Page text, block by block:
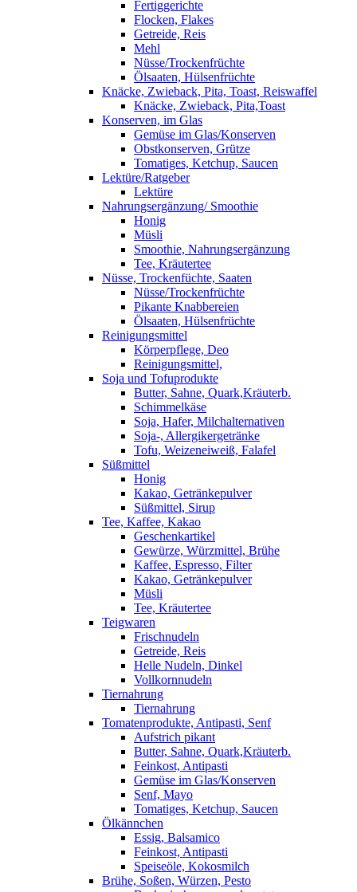
Fertiggerichte
Flocken, Flakes
Getreide, Reis
Mehl
Nüsse/Trockenfrüchte
Ölsaaten, Hülsenfrüchte
Knäcke, Zwieback, Pita, Toast, Reiswaffel
Knäcke, Zwieback, Pita,Toast
Konserven, im Glas
Gemüse im Glas/Konserven
Obstkonserven, Grütze
Tomatiges, Ketchup, Saucen
Lektüre/Ratgeber
Lektüre
Nahrungsergänzung/ Smoothie
Honig
Müsli
Smoothie, Nahrungsergänzung
Tee, Kräutertee
Nüsse, Trockenfüchte, Saaten
Nüsse/Trockenfrüchte
Pikante Knabbereien
Ölsaaten, Hülsenfrüchte
Reinigungsmittel
Körperpflege, Deo
Reinigungsmittel,
Soja und Tofuprodukte
Butter, Sahne, Quark,Kräuterb.
Schimmelkäse
Soja, Hafer, Milchalternativen
Soja-, Allergikergetränke
Tofu, Weizeneiweiß, Falafel
Süßmittel
Honig
Kakao, Getränkepulver
Süßmittel, Sirup
Tee, Kaffee, Kakao
Geschenkartikel
Gewürze, Würzmittel, Brühe
Kaffee, Espresso, Filter
Kakao, Getränkepulver
Müsli
Tee, Kräutertee
Teigwaren
Frischnudeln
Getreide, Reis
Helle Nudeln, Dinkel
Vollkornnudeln
Tiernahrung
Tiernahrung
Tomatenprodukte, Antipasti, Senf
Aufstrich pikant
Butter, Sahne, Quark,Kräuterb.
Feinkost, Antipasti
Gemüse im Glas/Konserven
Senf, Mayo
Tomatiges, Ketchup, Saucen
Ölkännchen
Essig, Balsamico
Feinkost, Antipasti
Speiseöle, Kokosmilch
Brühe, Soßen, Würzen, Pesto